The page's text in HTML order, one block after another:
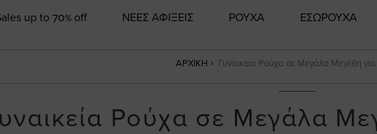
up to 70% off NΕΕΣ ΑΦΙΞΕΙΣ ΡΟΥΧΑ ΕΣΩΡΟΥΧΑ
ΑΡΧΙΚΉ Γυναικεία Ρούχα σε Μεγάλα Μεγέθη
Ρούχα σε Μεγάλα